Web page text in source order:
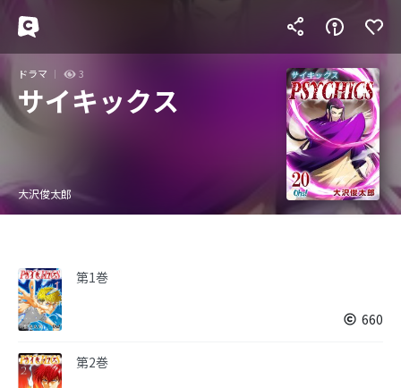
ドラマ 3
サイキックス
大沢俊太郎
第1巻
660
第2巻